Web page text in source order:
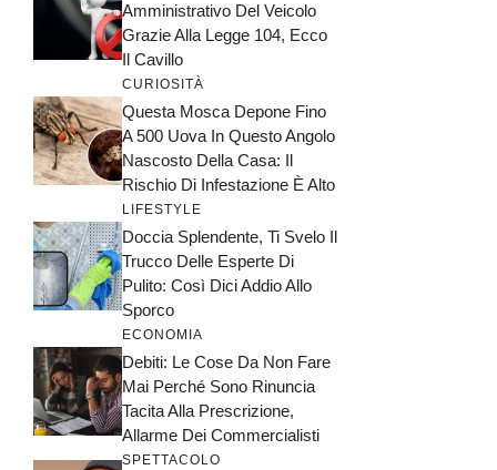
Amministrativo Del Veicolo
Grazie Alla Legge 104, Ecco
Il Cavillo
CURIOSITÀ
Questa Mosca Depone Fino
A 500 Uova In Questo Angolo
Nascosto Della Casa: Il
Rischio Di Infestazione È Alto
LIFESTYLE
Doccia Splendente, Ti Svelo Il
Trucco Delle Esperte Di
Pulito: Così Dici Addio Allo
Sporco
ECONOMIA
Debiti: Le Cose Da Non Fare
Mai Perché Sono Rinuncia
Tacita Alla Prescrizione,
Allarme Dei Commercialisti
SPETTACOLO